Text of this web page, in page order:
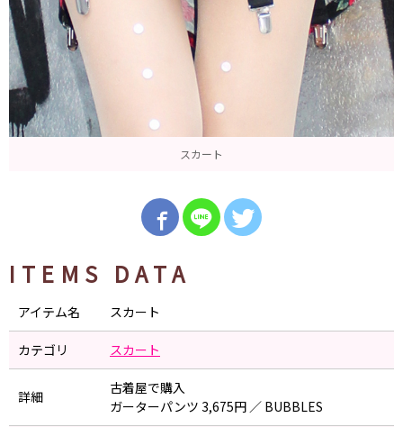
スカート
ITEMS DATA
アイテム名 スカート
カテゴリ スカート
詳細
古着屋で購入
ガーターパンツ 3,675円 ／ BUBBLES